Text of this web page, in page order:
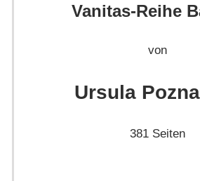
Vanitas-Reihe
von
Ursula
381 Seiten